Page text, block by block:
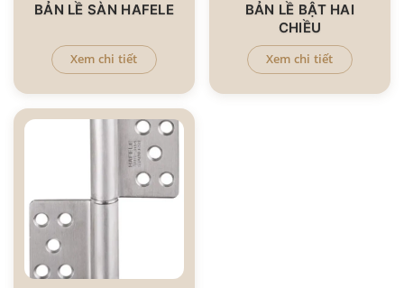
BẢN LỀ SÀN HAFELE
Xem chi tiết
BẢN LỀ BẬT HAI
CHIỀU
Xem chi tiết